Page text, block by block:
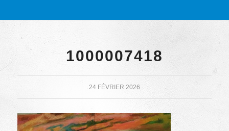
1000007418
24 FÉVRIER 2026